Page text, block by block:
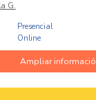
G.
Presencial
Online
Ampliar informació